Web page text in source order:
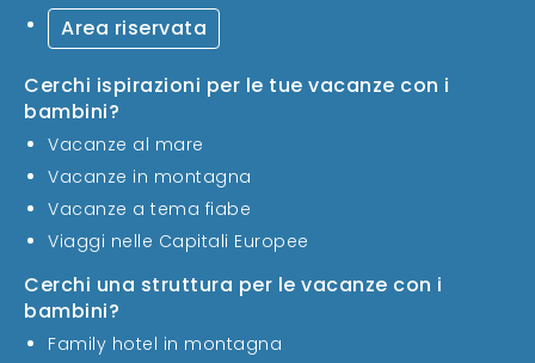
Area riservata
Cerchi ispirazioni per le tue vacanze con i
bambini?
Vacanze al mare
Vacanze in montagna
Vacanze a tema fiabe
Viaggi nelle Capitali Europee
Cerchi una struttura per le vacanze con i
bambini?
Family hotel in montagna